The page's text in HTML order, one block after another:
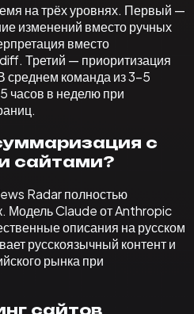
на трёх уровнях. Первый —
изменений вместо ручных
вместо
Третий — приоритизация
среднем команда из 3–5
часов в неделю при
с
сайтами?
Radar полностью
Модель Claude от Anthropic
описания на русском
русскоязычный контент и
рынка при
сайтов